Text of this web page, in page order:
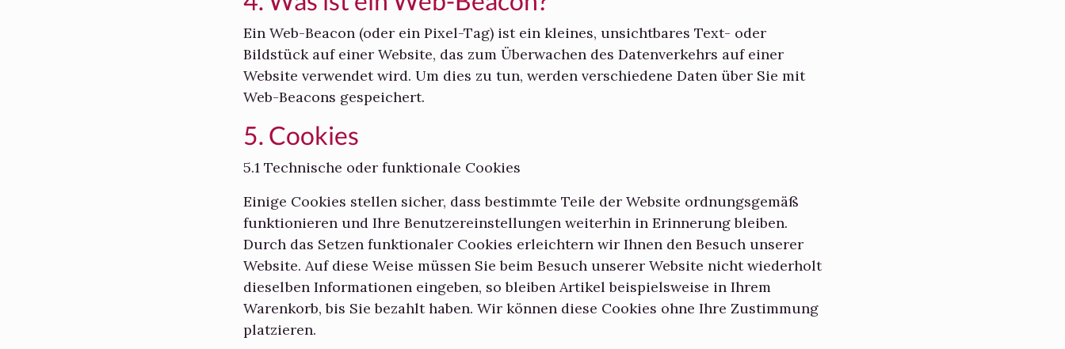
Ein Web-Beacon (oder ein Pixel-Tag) ist ein kleines, unsichtbares Text- oder
Bildstück auf einer Website, das zum Überwachen des Datenverkehrs auf einer
Website verwendet wird. Um dies zu tun, werden verschiedene Daten über Sie mit
Web-Beacons gespeichert.
5. Cookies
5.1 Technische oder funktionale Cookies
Einige Cookies stellen sicher, dass bestimmte Teile der Website ordnungsgemäß
funktionieren und Ihre Benutzereinstellungen weiterhin in Erinnerung bleiben.
Durch das Setzen funktionaler Cookies erleichtern wir Ihnen den Besuch unserer
Website. Auf diese Weise müssen Sie beim Besuch unserer Website nicht wiederholt
dieselben Informationen eingeben, so bleiben Artikel beispielsweise in Ihrem
Warenkorb, bis Sie bezahlt haben. Wir können diese Cookies ohne Ihre Zustimmung
platzieren.